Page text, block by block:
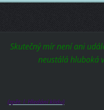
Skutečný mír není ani
neustálá hluboká
(zpět: I. Hledání klidu)